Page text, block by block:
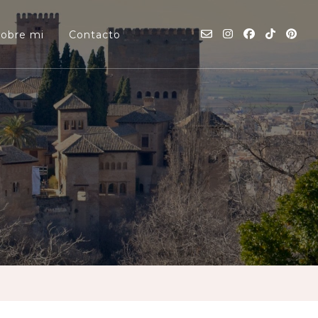
mi Contacto